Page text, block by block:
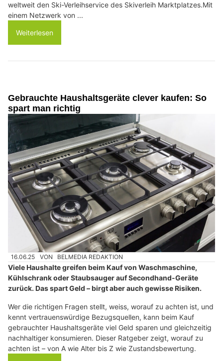
weltweit den Ski-Verleihservice des Skiverleih Marktplatzes.Mit
einem Netzwerk von ...
Weiterlesen
Gebrauchte Haushaltsgeräte clever kaufen: So
spart man richtig
16.06.25 VON BELMEDIA REDAKTION
Viele Haushalte greifen beim Kauf von Waschmaschine,
Kühlschrank oder Staubsauger auf Secondhand-Geräte
zurück. Das spart Geld – birgt aber auch gewisse Risiken.
Wer die richtigen Fragen stellt, weiss, worauf zu achten ist, und
kennt vertrauenswürdige Bezugsquellen, kann beim Kauf
gebrauchter Haushaltsgeräte viel Geld sparen und gleichzeitig
nachhaltiger konsumieren. Dieser Ratgeber zeigt, worauf zu
achten ist – von A wie Alter bis Z wie Zustandsbewertung.